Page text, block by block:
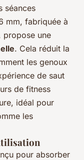
séances
mm, fabriquée à
propose une
. Cela réduit la
les genoux
de saut
de fitness
idéal pour
les
pour absorber